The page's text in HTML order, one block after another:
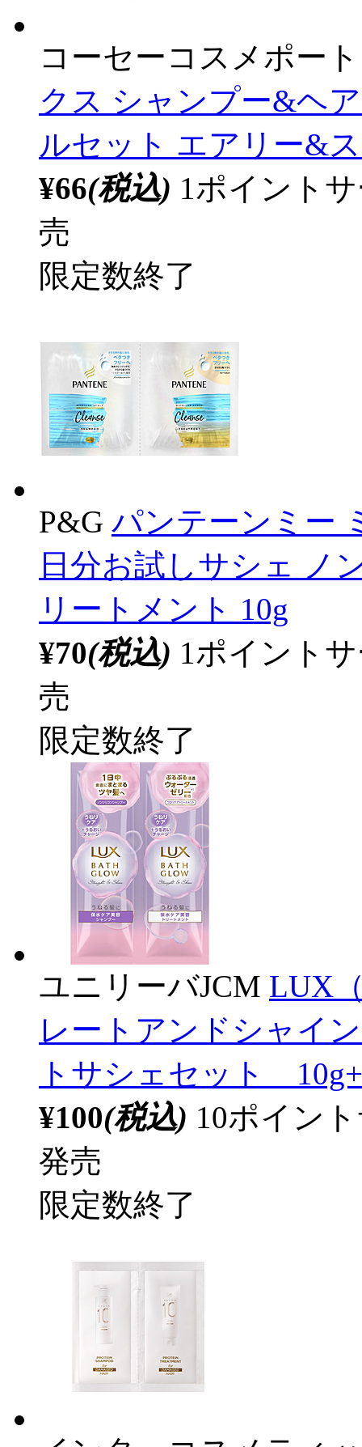
コーセーコスメポート
クス シャンプー&ヘ
ルセット エアリー&
¥66(税込) 1ポイント
売
限定数終了
P&G パンテーンミー
日分お試しサシェ ノ
リートメント 10g
¥70(税込) 1ポイント
売
限定数終了
ユニリーバJCM LUX
レートアンドシャイ
トサシェセット
¥100(税込) 10ポイン
発売
限定数終了